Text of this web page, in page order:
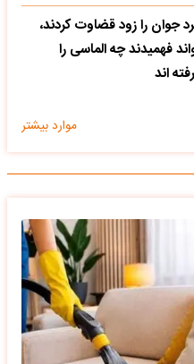
جوان را زود قضاوت کردند،
فهمیدند چه الماسی را
اند
موارد بیشتر